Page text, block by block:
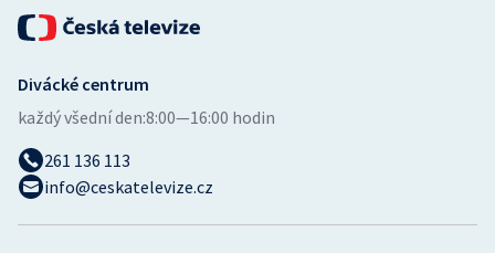
Divácké centrum
každý všední den:8:00—16:00 hodin
261 136 113
info@ceskatelevize.cz